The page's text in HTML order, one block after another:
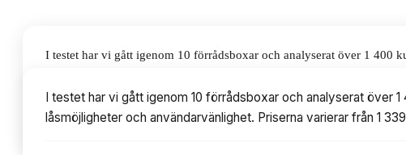
I testet har vi gått igenom 10 förrådsboxar och analyserat över 1 400
Innehållsförteckning
I testet har vi gått igenom 10 förrådsboxar och analyserat över
låsmöjligheter och användarvänlighet. Priserna varierar från 1